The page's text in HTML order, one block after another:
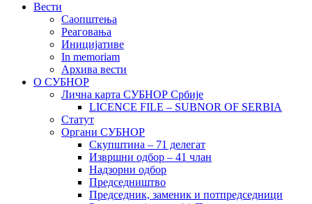
Вести
Саопштења
Реаговања
Иницијативе
In memoriam
Архива вести
О СУБНОР
Лична карта СУБНОР Србије
LICENCE FILE – SUBNOR OF SERBIA
Статут
Органи СУБНОР
Скупштина – 71 делегат
Извршни одбор – 41 члан
Надзорни одбор
Председништво
Председник, заменик и потпредседници